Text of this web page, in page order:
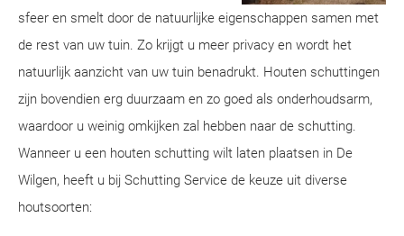
sfeer en smelt door de natuurlijke eigenschappen samen met
de rest van uw tuin. Zo krijgt u meer privacy en wordt het
natuurlijk aanzicht van uw tuin benadrukt. Houten schuttingen
zijn bovendien erg duurzaam en zo goed als onderhoudsarm,
waardoor u weinig omkijken zal hebben naar de schutting.
Wanneer u een houten schutting wilt laten plaatsen in De
Wilgen, heeft u bij Schutting Service de keuze uit diverse
houtsoorten: